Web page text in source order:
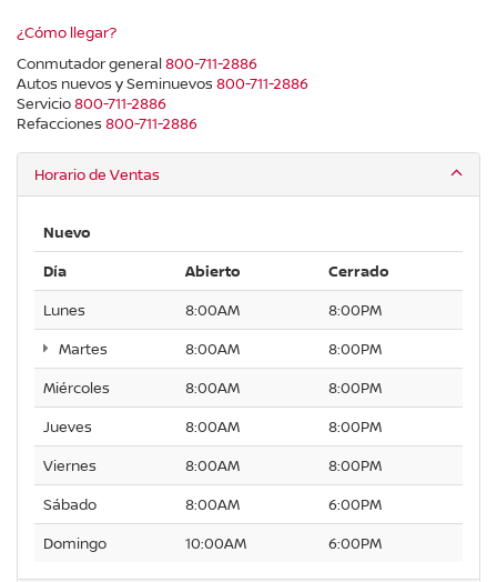
¿Cómo llegar?
Conmutador general800-711-2886
Autos nuevos y Seminuevos 800-711-2886
Servicio800-711-2886
Refacciones 800-711-2886
Horario de Ventas
Nuevo
Día
Abierto
Cerrado
Lunes
8:00AM
8:00PM
Martes
8:00AM
8:00PM
Miércoles
8:00AM
8:00PM
Jueves
8:00AM
8:00PM
Viernes
8:00AM
8:00PM
Sábado
8:00AM
6:00PM
Domingo
10:00AM 6:00PM